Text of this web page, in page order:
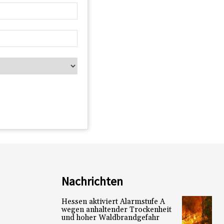
Nachrichten
Hessen aktiviert Alarmstufe A
wegen anhaltender Trockenheit
und hoher Waldbrandgefahr